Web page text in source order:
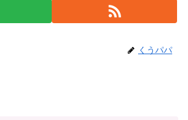
くうパパ